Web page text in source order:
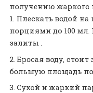
получению жаркого
Плескать водой
порциями до 100
залиты .
Бросая воду,
большую площадь
Сухой и жаркий